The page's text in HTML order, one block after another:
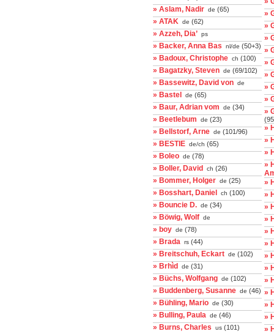
» Aslam, Nadir de (65)
» ATAK de (62)
» Azzeh, Dia’ ps
» Backer, Anna Bas nl/de (50+3)
» Badoux, Christophe ch (100)
» Bagatzky, Steven de (69/102)
» Bassewitz, David von de
» Bastel de (65)
» Baur, Adrian vom de (34)
» Beetlebum de (23)
» Bellstorf, Arne de (101/96)
» BESTIE de/ch (65)
» Boleo de (78)
» Boller, David ch (26)
» Bommer, Holger de (25)
» Bosshart, Daniel ch (100)
» Bouncie D. de (34)
» Böwig, Wolf de
» boy de (78)
» Brada rs (44)
» Breitschuh, Eckart de (102)
» Brhìd de (31)
» Büchs, Wolfgang de (102)
» Buddenberg, Susanne de (46)
» Bühling, Mario de (30)
» Bulling, Paula de (46)
» Burns, Charles us (101)
»
»
»
»
»
»
»
»
»
»
»
»
»
»
»
»
»
»
»
»
»
»
»
»
»
»